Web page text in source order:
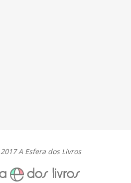
A Esfera dos Livros